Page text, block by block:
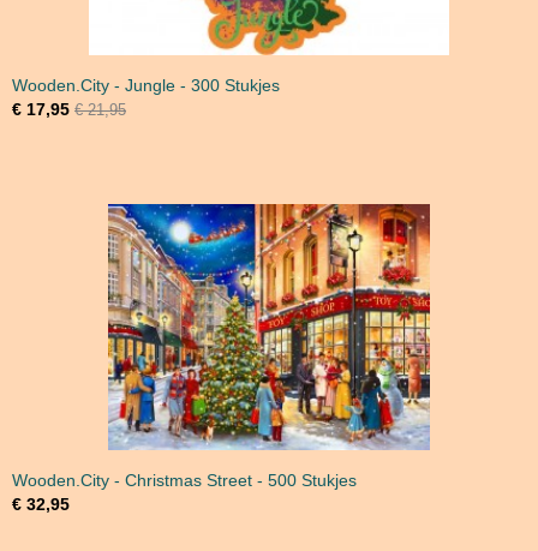
Wooden.City - Jungle - 300 Stukjes
€ 17,95 € 21,95
Wooden.City - Christmas Street - 500 Stukjes
€ 32,95